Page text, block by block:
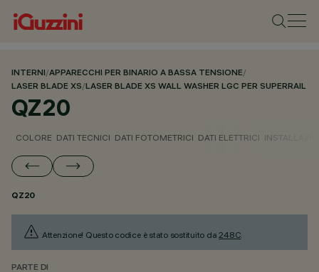
INTERNI/APPARECCHI PER BINARIO A BASSA TENSIONE/
LASER BLADE XS/LASER BLADE XS WALL WASHER LGC PER SUPERRAIL
QZ20
COLORE DATI TECNICI DATI FOTOMETRICI DATI ELETTRICI
QZ20
Attenzione! Questo codice è stato sostituito da248C.
PARTE DI